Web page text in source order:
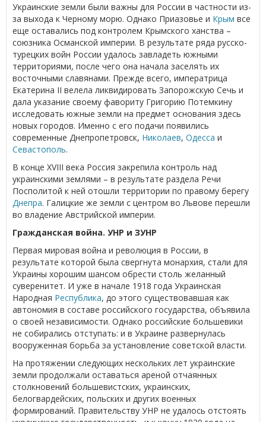
Украинские земли были важны для России в частности из-
за выхода к Черному морю. Однако Приазовье и Крым все
еще оставались под контролем Крымского ханства –
союзника Османской империи. В результате ряда русско-
турецких войн России удалось завладеть южными
территориями, после чего она начала заселять их
восточными славянами. Прежде всего, императрица
Екатерина II велела ликвидировать Запорожскую Сечь и
дала указание своему фавориту Григорию Потемкину
исследовать южные земли на предмет основания здесь
новых городов. Именно с его подачи появились
современные Днепропетровск, Николаев, Одесса и
Севастополь.
В конце XVIII века Россия закрепила контроль над
украинскими землями – в результате раздела Речи
Посполитой к ней отошли территории по правому берегу
Днепра. Галицкие же земли с центром во Львове перешли
во владение Австрийской империи.
Гражданская война. УНР и ЗУНР
Первая мировая война и революция в России, в
результате которой была свергнута монархия, стали для
Украины хорошим шансом обрести столь желанный
суверенитет. И уже в начале 1918 года Украинская
Народная Республика, до этого существовавшая как
автономия в составе российского государства, объявила
о своей независимости. Однако российские большевики
не собирались отступать: и в Украине развернулась
вооруженная борьба за установление советской власти.
На протяжении следующих нескольких лет украинские
земли продолжали оставаться ареной отчаянных
столкновений большевистских, украинских,
белогвардейских, польских и других военных
формирований. Правительству УНР не удалось отстоять